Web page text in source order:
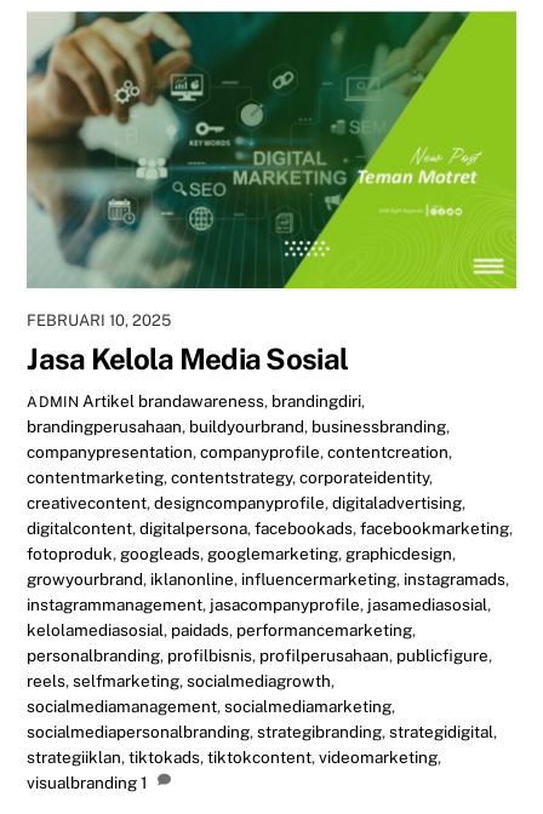
FEBRUARI 10, 2025
Jasa Kelola Media Sosial
ADMIN Artikel brandawareness, brandingdiri,
brandingperusahaan, buildyourbrand, businessbranding,
companypresentation,companyprofile,contentcreation,
contentmarketing,contentstrategy,corporateidentity,
creativecontent,designcompanyprofile,digitaladvertising,
digitalcontent,digitalpersona,facebookads,facebookmarketing,
fotoproduk, googleads, googlemarketing, graphicdesign,
growyourbrand, iklanonline, influencermarketing, instagramads,
instagrammanagement, jasacompanyprofile, jasamediasosial,
kelolamediasosial, paidads, performancemarketing,
personalbranding, profilbisnis, profilperusahaan, publicfigure,
reels,selfmarketing,socialmediagrowth,
socialmediamanagement,socialmediamarketing,
socialmediapersonalbranding,strategibranding,strategidigital,
strategiiklan,tiktokads,tiktokcontent,videomarketing,
visualbranding 1